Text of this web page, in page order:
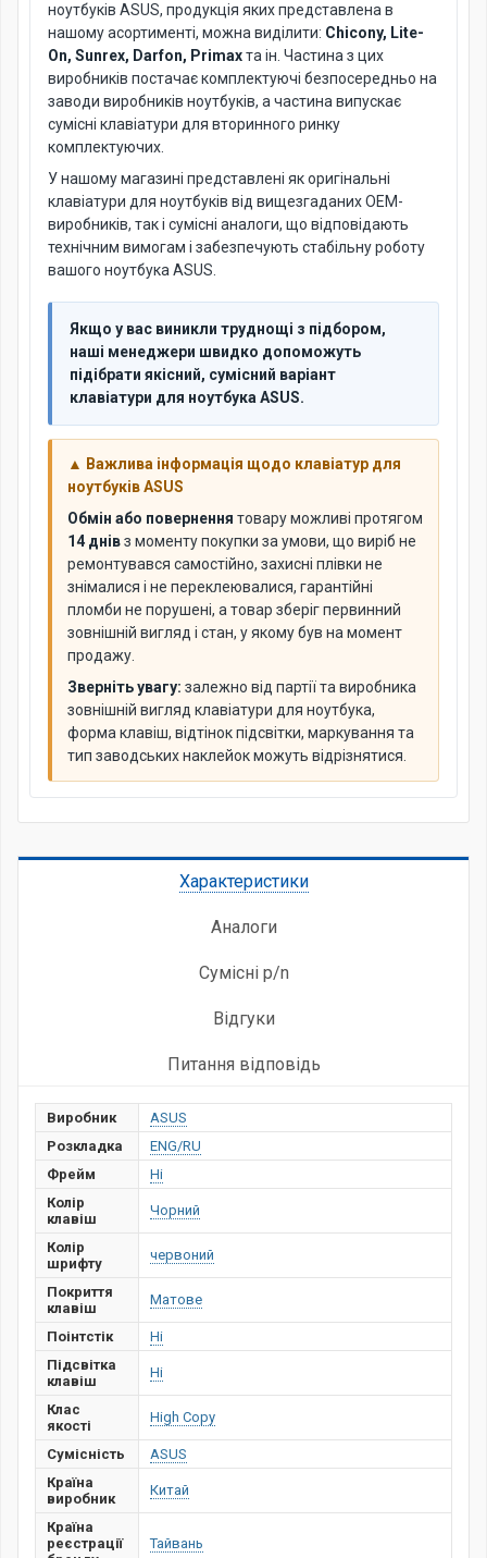
ноутбуків ASUS, продукція яких представлена в
нашому асортименті, можна виділити: Chicony, Lite-
On, Sunrex, Darfon, Primaxта ін. Частина з цих
виробників постачає комплектуючі безпосередньо на
заводи виробників ноутбуків, а частина випускає
сумісні клавіатури для вторинного ринку
комплектуючих.
У нашому магазині представлені як оригінальні
клавіатури для ноутбуків від вищезгаданих OEM-
виробників, так і сумісні аналоги, що відповідають
технічним вимогам і забезпечують стабільну роботу
вашого ноутбука ASUS.
Якщо у вас виникли труднощі з підбором,
наші менеджери швидко допоможуть
підібрати якісний, сумісний варіант
клавіатури для ноутбука ASUS.
▲ Важлива інформація щодо клавіатур для
ноутбуків ASUS
Обмін або повернення товару можливі протягом
14 днівз моменту покупки за умови, що виріб не
ремонтувався самостійно, захисні плівки не
знімалися і не переклеювалися, гарантійні
пломби не порушені, а товар зберіг первинний
зовнішній вигляд і стан, у якому був на момент
продажу.
Зверніть увагу: залежно від партії та виробника
зовнішній вигляд клавіатури для ноутбука,
форма клавіш, відтінок підсвітки, маркування та
тип заводських наклейок можуть відрізнятися.
Характеристики
Аналоги
Сумісні p/n
Відгуки
Питання відповідь
Виробник
ASUS
Розкладка
ENG/RU
Фрейм
Ні
Колір
клавіш
Чорний
Колір
шрифту
червоний
Покриття
клавіш
Матове
Поінтстік
Ні
Підсвітка
клавіш
Ні
Клас
якості
High Copy
Сумісність
ASUS
Країна
виробник
Китай
Країна
реєстрації
Тайвань